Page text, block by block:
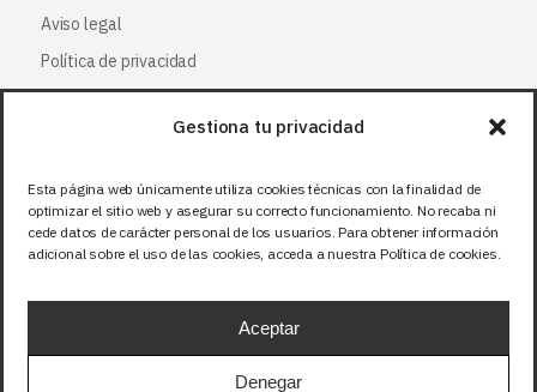
Gestiona tu privacidad
Esta página web únicamente utiliza cookies técnicas con la finalidad de
optimizar el sitio web y asegurar su correcto funcionamiento. No recaba ni
cede datos de carácter personal de los usuarios. Para obtener información
adicional sobre el uso de las cookies, acceda a nuestra Política de cookies.
Aceptar
Denegar
Aviso legal
Política de privacidad
Política de cookies
Síguenos
Facebook
X (Twitter)
Instagram